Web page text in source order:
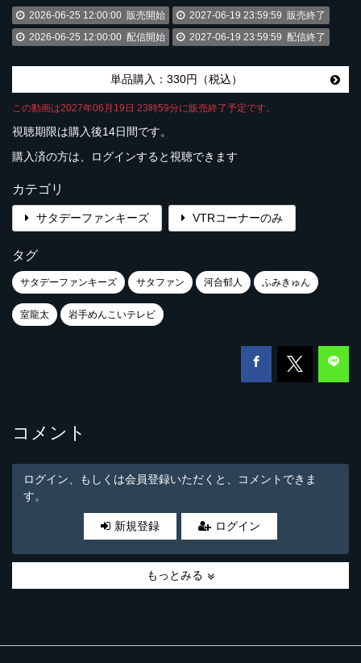
2026-06-25 12:00:00 販売開始 2027-06-19 23:59:59 販売終了
2026-06-25 12:00:00 配信開始 2027-06-19 23:59:59 配信終了
単品購入：330円（税込）
この動画は2027年06月19日 23時59分に販売終了予定です。
視聴期限は購入後14日間です。
購入済の方は、ログインすると視聴できます
カテゴリ
サタデーファンキーズ VTRコーナーのみ
タグ
サタデーファンキーズ サタファン 河合郁人 ふみきゅん
室龍太 岩手めんこいテレビ
コメント
ログイン、もしくは会員登録いただくと、コメントできま
す。
新規登録 ログイン
もっとみる